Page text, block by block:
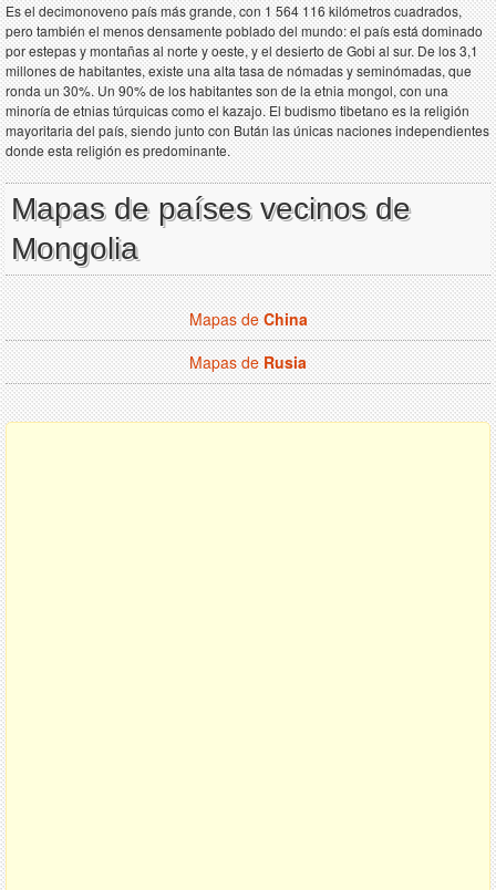
Es el decimonoveno país más grande, con 1 564 116 kilómetros cuadrados,
pero también el menos densamente poblado del mundo: el país está dominado
por estepas y montañas al norte y oeste, y el desierto de Gobi al sur. De los 3,1
millones de habitantes, existe una alta tasa de nómadas y seminómadas, que
ronda un 30%. Un 90% de los habitantes son de la etnia mongol, con una
minoría de etnias túrquicas como el kazajo. El budismo tibetano es la religión
mayoritaria del país, siendo junto con Bután las únicas naciones independientes
donde esta religión es predominante.
Mapas de países vecinos de
Mongolia
Mapas deChina
Mapas deRusia